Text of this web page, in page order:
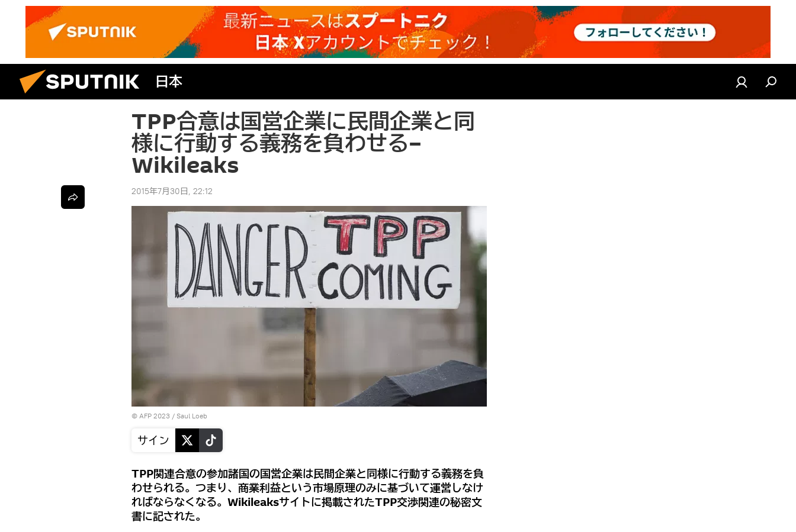
日本
TPP合意は国営企業に民間企業と同
様に行動する義務を負わせる–
Wikileaks
2015年7月30日, 22:12
© AFP 2023 / Saul Loeb
サイン
TPP関連合意の参加諸国の国営企業は民間企業と同様に行動する義務を負
わせられる。つまり、商業利益という市場原理のみに基づいて運営しなけ
ればならなくなる。Wikileaksサイトに掲載されたTPP交渉関連の秘密文
書に記された。